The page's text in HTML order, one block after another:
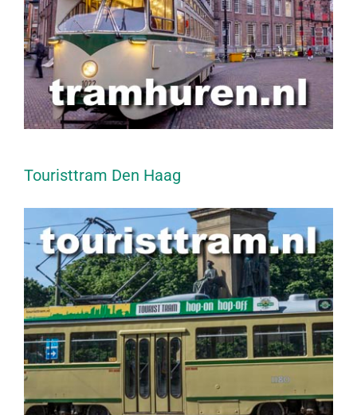
Touristtram Den Haag